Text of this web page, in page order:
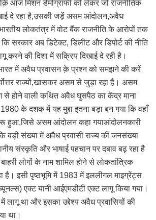
क़ि आज मिशन डेमोग्राफी को लेकर जो राजनीतिक
दे रहा है,उसकी जड़ें असम आंदोलन,अवैध
लोकतंत्र में वोट बैंक राजनीति के आरोपों तक
सरकार अब डिटेक्ट, डिलीट और डिपोर्ट की नीति
करने की दिशा में सक्रिय दिखाई दे रही है।
में अवैध प्रवासन क़े प्रश्न को समझने की करें
राज्यों,खासकर असम से जुड़ा रहा है। असम
होने वाली कथित अवैध घुसपैठ का केंद्र माना
के दशक में यह मुद्दा इतना बड़ा बन गया कि वहाँ
हुआ,जिसे असम आंदोलन कहा गयाआंदोलनकारी
बड़ी संख्या में अवैध प्रवासी राज्य की जनसंख्या
संस्कृति और भाषाई पहचान पर दबाव बढ़ रहा है
लोगों के नाम शामिल होने से लोकतांत्रिक
है। इसी पृष्ठभूमि में 1983 में इललीगल माइग्रेंट्स
एक्ट यानी आईएमडीटी एक्ट लागू किया गया।
था और इसका उद्देश्य अवैध प्रवासियों की
था।